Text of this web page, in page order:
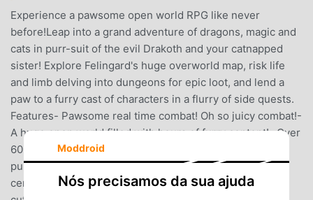
Experience a pawsome open world RPG like never
before!Leap into a grand adventure of dragons, magic and
cats in purr-suit of the evil Drakoth and your catnapped
sister! Explore Felingard's huge overworld map, risk life
and limb delving into dungeons for epic loot, and lend a
paw to a furry cast of characters in a flurry of side quests.
Features- Pawsome real time combat! Oh so juicy combat!-
A huge open world filled with hours of furry content!- Over
60 side quests!- Over 60 dungeons and caves filled with
purrfect loot!- Loot? Yes we have a ton of loot! All cat
certified too!- Gorgeous graphics that accentuate the
Moddroid
Nós precisamos da sua ajuda